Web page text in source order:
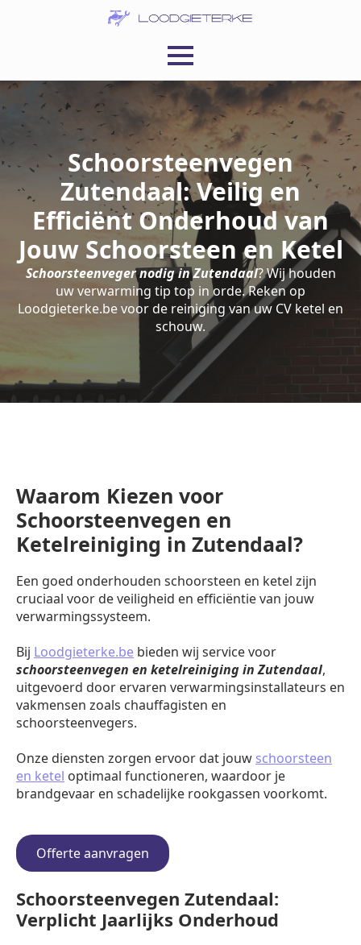
Schoorsteenvegen
Zutendaal: Veilig en
Efficiënt Onderhoud van
Jouw Schoorsteen en Ketel
Schoorsteenveger nodig in Zutendaal? Wij houden
uw verwarming tip top in orde. Reken op
Loodgieterke.be voor de reiniging van uw CV ketel en
schouw.
Waarom Kiezen voor
Schoorsteenvegen en
Ketelreiniging in Zutendaal?
Een goed onderhouden schoorsteen en ketel zijn
cruciaal voor de veiligheid en efficiëntie van jouw
verwarmingssysteem.
Bij Loodgieterke.be bieden wij service voor
schoorsteenvegen en ketelreiniging in Zutendaal,
uitgevoerd door ervaren verwarmingsinstallateurs en
vakmensen zoals chauffagisten en
schoorsteenvegers.
Onze diensten zorgen ervoor dat jouw schoorsteen
en ketel optimaal functioneren, waardoor je
brandgevaar en schadelijke rookgassen voorkomt.
Offerte aanvragen
Schoorsteenvegen Zutendaal:
Verplicht Jaarlijks Onderhoud